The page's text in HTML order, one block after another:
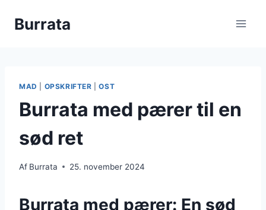
Burrata
MAD OPSKRIFTER |OST
Burrata med pærer til en
sød ret
Af Burrata 25. november 2024
Burrata med pærer: En sød